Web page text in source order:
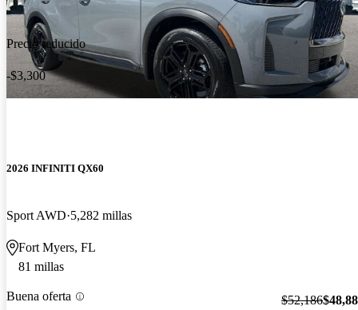
Precio reducido
-$3,300
2026 INFINITI QX60
Sport AWD 5,282 millas
Fort Myers, FL
81 millas
Buena oferta $52,186